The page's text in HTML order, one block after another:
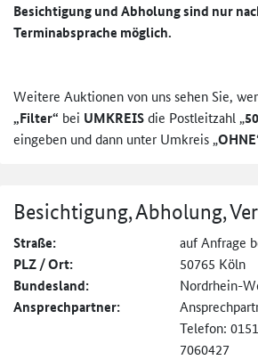
Besichtigung und Abholung sind nur
Terminabsprache möglich.
Weitere Auktionen von uns sehen Sie,
„Filter“ bei UMKREISdie Postleitzahl „
eingeben und dann unter Umkreis „OHNE
Besichtigung, Abholung,
Straße: auf Anfrage
PLZ / Ort: 50765 Köln
Bundesland: Nordrhein-
Ansprechpartner:
Telefon:
7060427